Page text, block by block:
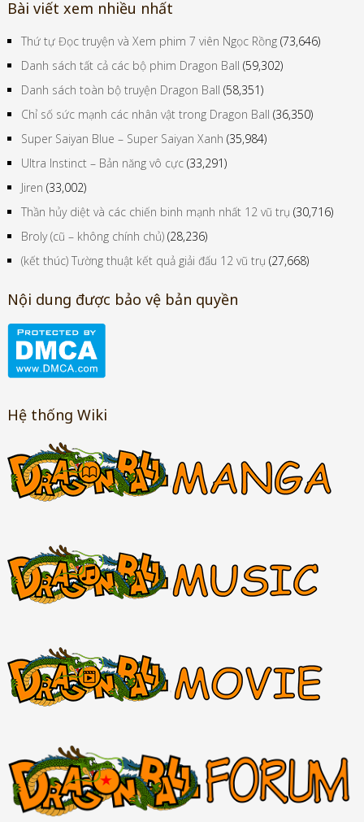
Bài viết xem nhiều nhất
Thứ tự Đọc truyện và Xem phim 7 viên Ngọc Rồng (73,646)
Danh sách tất cả các bộ phim Dragon Ball (59,302)
Danh sách toàn bộ truyện Dragon Ball (58,351)
Chỉ số sức mạnh các nhân vật trong Dragon Ball (36,350)
Super Saiyan Blue – Super Saiyan Xanh (35,984)
Ultra Instinct – Bản năng vô cực (33,291)
Jiren (33,002)
Thần hủy diệt và các chiến binh mạnh nhất 12 vũ trụ (30,716)
Broly (cũ – không chính chủ) (28,236)
(kết thúc) Tường thuật kết quả giải đấu 12 vũ trụ (27,668)
Nội dung được bảo vệ bản quyền
Hệ thống Wiki